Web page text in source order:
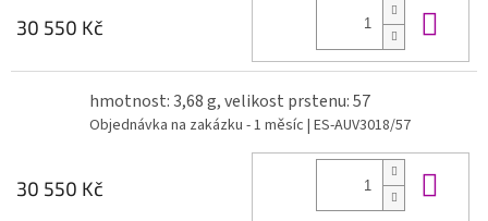
30 550 Kč
hmotnost: 3,68 g, velikost prstenu: 57
Objednávka na zakázku - 1 měsíc | ES-AUV3018/57
30 550 Kč